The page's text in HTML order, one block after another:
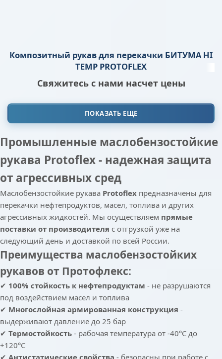
Композитный рукав для перекачки БИТУМА HI
TEMP PROTOFLEX
Свяжитесь с нами насчет цены
ПОКАЗАТЬ ЕЩЕ
Промышленные маслобензостойкие
рукава Protoflex - надежная защита
от агрессивных сред
Маслобензостойкие рукава Protoflex предназначены для
перекачки нефтепродуктов, масел, топлива и других
агрессивных жидкостей. Мы осуществляем прямые
поставки от производителя с отгрузкой уже на
следующий день и доставкой по всей России.
Преимущества маслобензостойких
рукавов от Протофлекс:
✔ 100% стойкость к нефтепродуктам - не разрушаются
под воздействием масел и топлива
✔ Многослойная армированная конструкция -
выдерживают давление до 25 бар
✔ Термостойкость - рабочая температура от -40°C до
+120°C